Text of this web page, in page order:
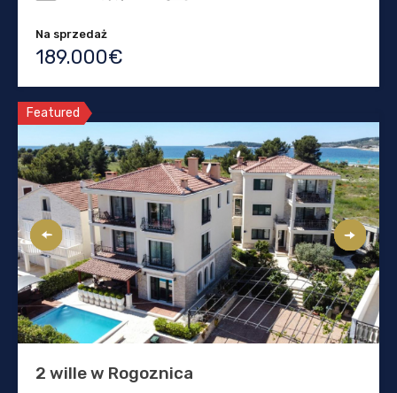
Na sprzedaż
189.000€
Featured
2 wille w Rogoznica